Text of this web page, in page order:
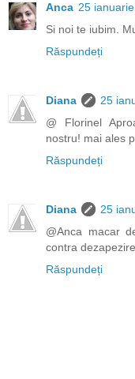
Anca 25
Si noi te iubim.
Răspundeți
Diana
25
@ Florinel
nostru! mai ales
Răspundeți
Diana
25
@Anca macar
contra
Răspundeți